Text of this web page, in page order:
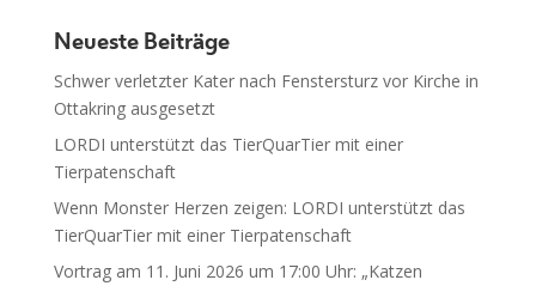
Neueste Beiträge
Schwer verletzter Kater nach Fenstersturz vor Kirche in
Ottakring ausgesetzt
LORDI unterstützt das TierQuarTier mit einer
Tierpatenschaft
Wenn Monster Herzen zeigen: LORDI unterstützt das
TierQuarTier mit einer Tierpatenschaft
Vortrag am 11. Juni 2026 um 17:00 Uhr: „Katzen